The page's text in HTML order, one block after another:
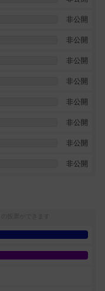
非公開
非公開
非公開
非公開
非公開
非公開
非公開
非公開